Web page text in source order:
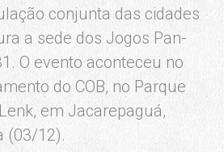
conjunta das cidades
a sede dos Jogos Pan-
O evento aconteceu no
do COB, no Parque
em Jacarepaguá,
(03/12).